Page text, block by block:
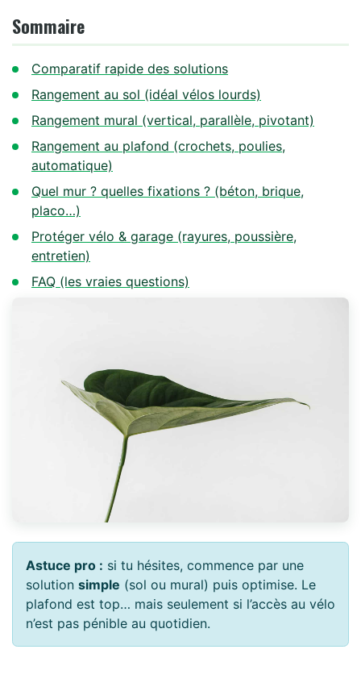
Sommaire
Comparatif rapide des solutions
Rangement au sol (idéal vélos lourds)
Rangement mural (vertical, parallèle, pivotant)
Rangement au plafond (crochets, poulies,
automatique)
Quel mur ? quelles fixations ? (béton, brique,
placo…)
Protéger vélo & garage (rayures, poussière,
entretien)
FAQ (les vraies questions)
Astuce pro : si tu hésites, commence par une
solution simple (sol ou mural) puis optimise. Le
plafond est top… mais seulement si l’accès au vélo
n’est pas pénible au quotidien.